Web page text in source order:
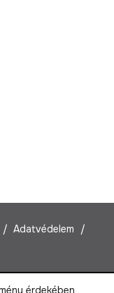
Adatvédelem
érdekében